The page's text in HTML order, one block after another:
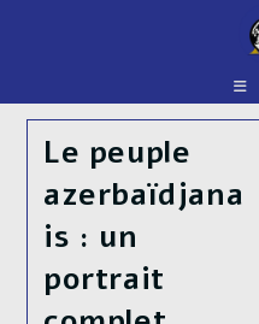
Le peuple
azerbaïdjana
is : un
portrait